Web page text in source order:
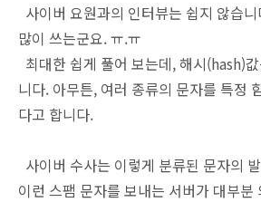
사이버 요원과의 인터뷰는 쉽지 않습
많이 쓰는군요. ㅠ.ㅠ
최대한 쉽게 풀어 보는데, 해시(hash)
니다. 아무튼, 여러 종류의 문자를 특정
다고 합니다.
사이버 수사는 이렇게 분류된 문자의
이런 스팸 문자를 보내는 서버가 대부분